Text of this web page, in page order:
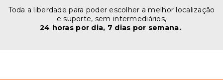
Toda a liberdade para poder escolher a melhor localização
e suporte, sem intermediários,
24 horas por dia, 7 dias por semana.